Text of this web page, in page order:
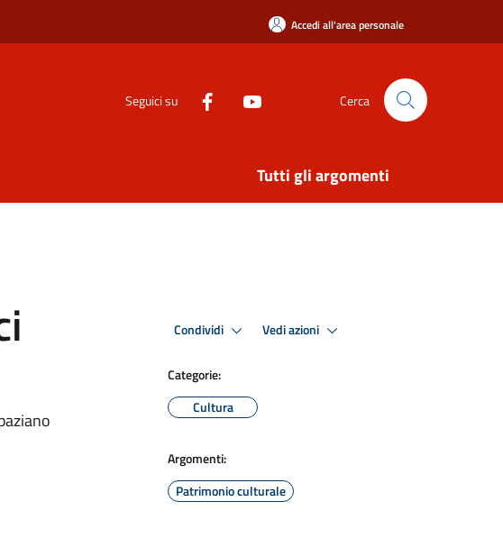
Accedi all'area personale
Seguici su Cerca
Tutti gli argomenti
Condividi Vedi azioni
Categorie:
Cultura
Argomenti:
Patrimonio culturale